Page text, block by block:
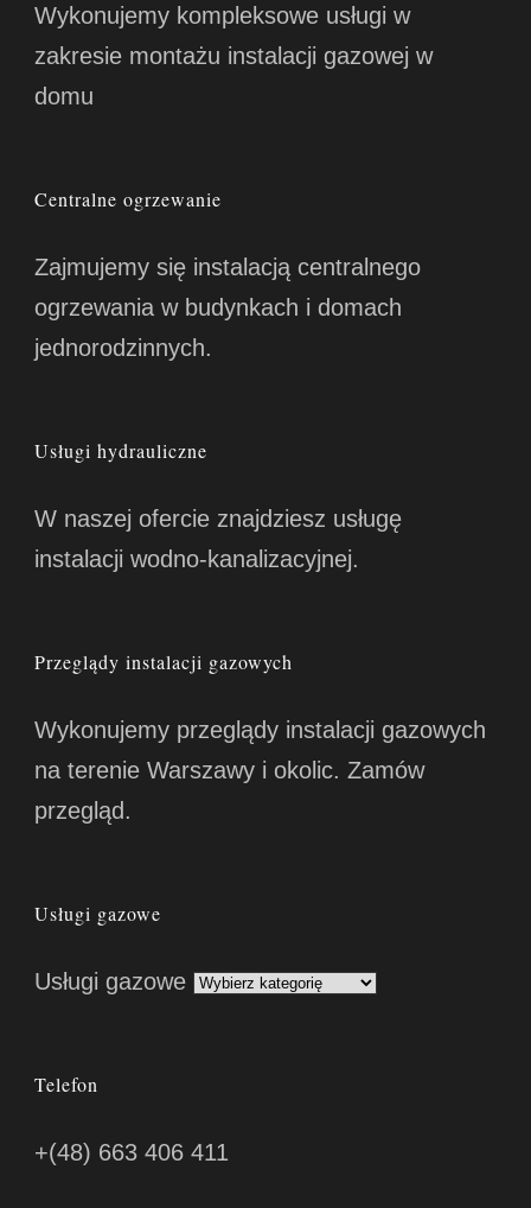
Wykonujemy kompleksowe usługi w
zakresie montażu instalacji gazowej w
domu
Centralne ogrzewanie
Zajmujemy się instalacją centralnego
ogrzewania w budynkach i domach
jednorodzinnych.
Usługi hydrauliczne
W naszej ofercie znajdziesz usługę
instalacji wodno-kanalizacyjnej.
Przeglądy instalacji gazowych
Wykonujemy przeglądy instalacji gazowych
na terenie Warszawy i okolic. Zamów
przegląd.
Usługi gazowe
Usługi gazowe
Telefon
+(48) 663 406 411